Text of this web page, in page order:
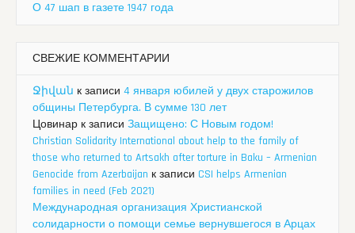
О 47 шап в газете 1947 года
СВЕЖИЕ КОММЕНТАРИИ
Ջիվան к записи 4 января юбилей у двух старожилов
общины Петербурга. В сумме 130 лет
Цовинар к записи Защищено: С Новым годом!
Christian Solidarity International about help to the family of
those who returned to Artsakh after torture in Baku – Armenian
Genocide from Azerbaijan к записи CSI helps Armenian
families in need (Feb 2021)
Международная организация Христианской
солидарности о помощи семье вернувшегося в Арцах